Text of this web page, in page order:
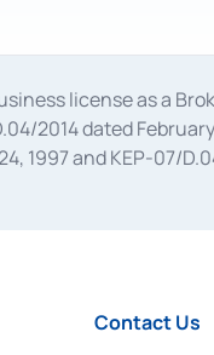
license as a
2014 dated
1997 and KEP-07/
on the decree of
whose
Contact Us